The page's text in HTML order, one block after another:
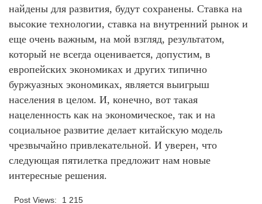
найдены для развития, будут сохранены. Ставка на
высокие технологии, ставка на внутренний рынок и
еще очень важным, на мой взгляд, результатом,
который не всегда оценивается, допустим, в
европейских экономиках и других типично
буржуазных экономиках, является выигрыш
населения в целом. И, конечно, вот такая
нацеленность как на экономическое, так и на
социальное развитие делает китайскую модель
чрезвычайно привлекательной. И уверен, что
следующая пятилетка предложит нам новые
интересные решения.
Post Views: 1 215